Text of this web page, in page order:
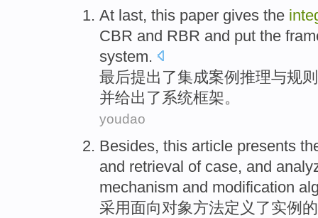
At last, this paper gives the
CBR and RBR and put the
system.
最后提出了集成案例 推理与规则
并给出了 系统框架。
youdao
Besides, this article presents
and retrieval of case, and
mechanism and modification
采用面向对象方法定义 了实例 的